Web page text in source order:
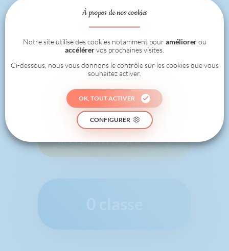
Ecole fondamentale communale
NOUVEAU DÉFI !
RÈGLEMENT DU JEU
À propos de nos cookies
Notre site utilise des cookies notamment pour améliorerou
accélérervos prochaines visites.
Ci-dessous, nous vous donnons le contrôle sur les cookies que vous
souhaitez activer.
OK, TOUT ACTIVER
CONFIGURER